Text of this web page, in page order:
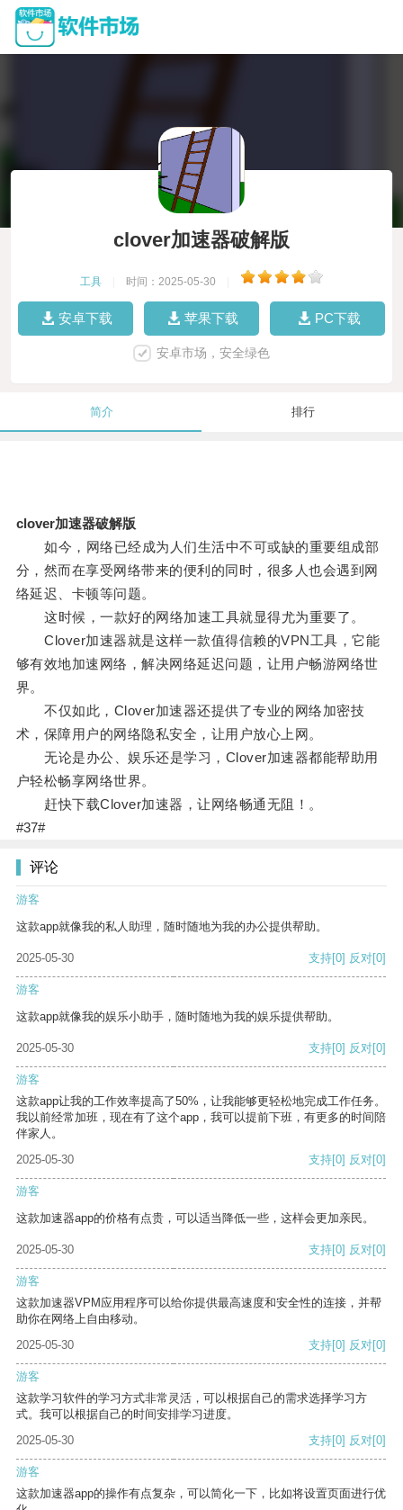
clover加速器破解版
工具 时间：2025-05-30
安卓下载 苹果下载 PC下载
安卓市场，安全绿色
简介 排行
clover加速器破解版
如今，网络已经成为人们生活中不可或缺的重要组成部
分，然而在享受网络带来的便利的同时，很多人也会遇到网
络延迟、卡顿等问题。
这时候，一款好的网络加速工具就显得尤为重要了。
Clover加速器就是这样一款值得信赖的VPN工具，它能
够有效地加速网络，解决网络延迟问题，让用户畅游网络世
界。
不仅如此，Clover加速器还提供了专业的网络加密技
术，保障用户的网络隐私安全，让用户放心上网。
无论是办公、娱乐还是学习，Clover加速器都能帮助用
户轻松畅享网络世界。
赶快下载Clover加速器，让网络畅通无阻！。
#37#
评论
游客
这款app就像我的私人助理，随时随地为我的办公提供帮助。
2025-05-30 支持[0] 反对[0]
游客
这款app就像我的娱乐小助手，随时随地为我的娱乐提供帮助。
2025-05-30 支持[0] 反对[0]
游客
这款app让我的工作效率提高了50%，让我能够更轻松地完成工作任务。
我以前经常加班，现在有了这个app，我可以提前下班，有更多的时间陪
伴家人。
2025-05-30
支持[0] 反对[0]
游客
这款加速器app的价格有点贵，可以适当降低一些，这样会更加亲民。
2025-05-30 支持[0] 反对[0]
游客
这款加速器VPM应用程序可以给你提供最高速度和安全性的连接，并帮
助你在网络上自由移动。
2025-05-30
支持[0] 反对[0]
游客
这款学习软件的学习方式非常灵活，可以根据自己的需求选择学习方
式。我可以根据自己的时间安排学习进度。
2025-05-30
支持[0] 反对[0]
游客
这款加速器app的操作有点复杂，可以简化一下，比如将设置页面进行优